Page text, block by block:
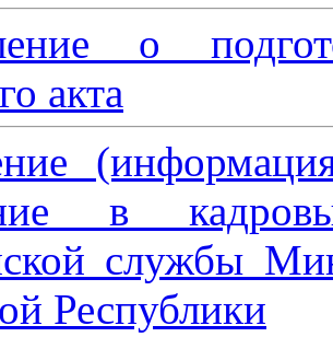
о
акта
в
службы
Республики